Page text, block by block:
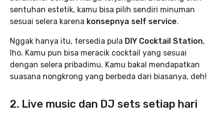
sentuhan estetik, kamu bisa pilih sendiri minuman
sesuai selera karena konsepnya self service.
Nggak hanya itu, tersedia pula DIY Cocktail Station,
lho. Kamu pun bisa meracik cocktail yang sesuai
dengan selera pribadimu. Kamu bakal mendapatkan
suasana nongkrong yang berbeda dari biasanya, deh!
2. Live music dan DJ sets setiap hari